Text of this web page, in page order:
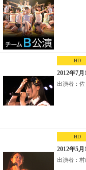
HD
2012年7
出演者：佐
HD
2012年5
出演者：村